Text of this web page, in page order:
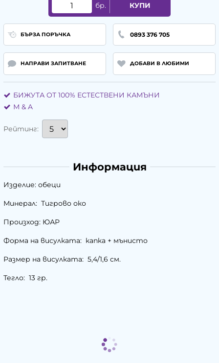
бр. КУПИ
БЪРЗА ПОРЪЧКА 0893 376 705
НАПРАВИ ЗАПИТВАНЕ ДОБАВИ В ЛЮБИМИ
БИЖУТА ОТ 100% ЕСТЕСТВЕНИ КАМЪНИ
М & A
Рейтинг:
Информация
Изделие: обеци
Минерал: Тигрово око
Произход: ЮАР
Форма на висулката: капка + мънисто
Размер на висулката: 5,4/1,6 см.
Тегло: 13 гр.